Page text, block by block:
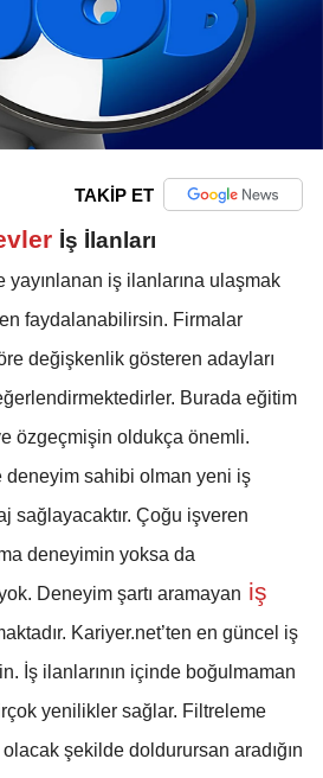
TAKİP ET
İş İlanları
yayınlanan iş ilanlarına ulaşmak
faydalanabilirsin. Firmalar
değişkenlik gösteren adayları
Burada eğitim
özgeçmişin oldukça önemli.
deneyim sahibi olman yeni iş
sağlayacaktır. Çoğu işveren
deneyimin yoksa da
Deneyim şartı aramayan iş
Kariyer.net’ten en güncel iş
İş ilanlarının içinde boğulmaman
yenilikler sağlar. Filtreleme
olacak şekilde doldurursan aradığın